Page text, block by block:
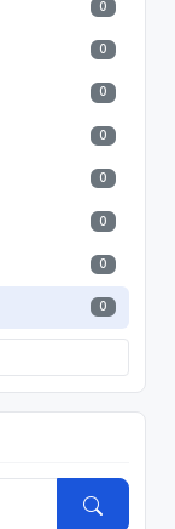
0
0
0
0
0
0
0
0